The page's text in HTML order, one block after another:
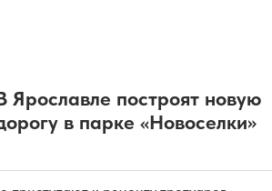
Ярославле построят новую
в парке «Новоселки»